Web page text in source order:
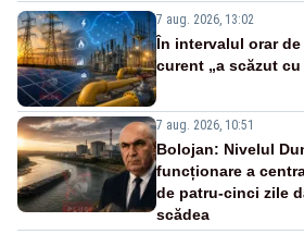
7 aug. 2026, 13:02
În intervalul orar
curent „a scăzut cu
7 aug. 2026, 10:51
Bolojan: Nivelul
funcționare a
de patru-cinci zile
scădea